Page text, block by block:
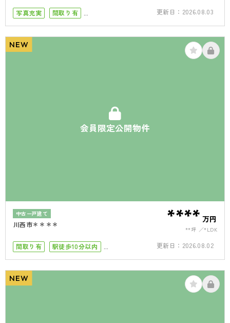
写真充実
間取り有
ペット可
更新日： 2026.08.03
会員限定公開物件
NEW
中古一戸建て
川西市＊＊＊＊ **** 万円
**坪 *LDK
間取り有
駅徒歩10分以内
更新日： 2026.08.02
NEW